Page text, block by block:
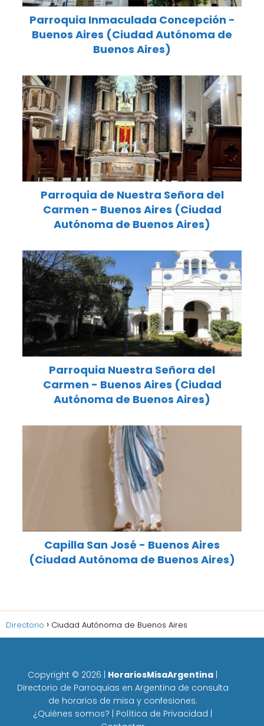
Parroquia Inmaculada Concepción -
Buenos Aires (Ciudad Autónoma de
Buenos Aires)
Parroquia de Nuestra Señora del
Carmen - Buenos Aires (Ciudad
Autónoma de Buenos Aires)
Parroquia Nuestra Señora del
Carmen - Buenos Aires (Ciudad
Autónoma de Buenos Aires)
Capilla San José - Buenos Aires
(Ciudad Autónoma de Buenos Aires)
Directorio Ciudad Autónoma de Buenos Aires
Copyright © 2026 | HorariosMisaArgentina |
Directorio de Parroquias en Argentina de consulta
de horarios de misa y confesiones.
¿Quiénes somos? | Política de Privacidad |